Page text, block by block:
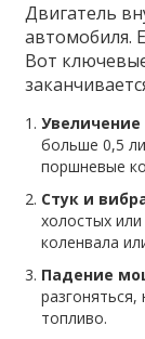
Двигатель
автомобиля.
Вот
Увеличение
больше 0,5
поршневые
Стук и
холостых
коленвала
Падение
топливо.